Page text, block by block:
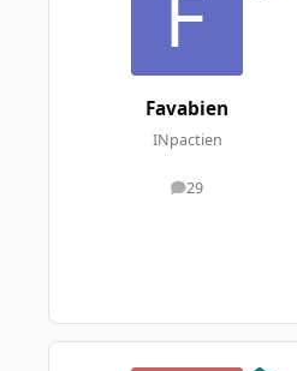
Favabien
INpactien
29
messages